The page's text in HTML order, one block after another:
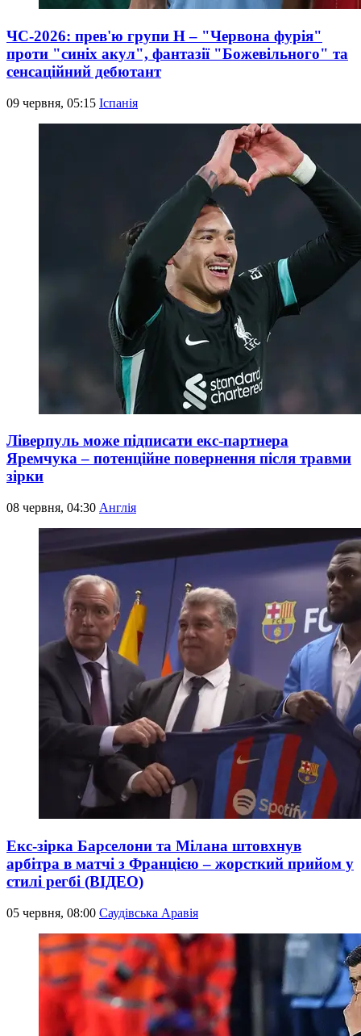
ЧС-2026: прев'ю групи Н – "Червона фурія"
проти "синіх акул", фантазії "Божевільного" та
сенсаційний дебютант
09 червня, 05:15 Іспанія
Ліверпуль може підписати екс-партнера
Яремчука – потенційне повернення після травми
зірки
08 червня, 04:30 Англія
Екс-зірка Барселони та Мілана штовхнув
арбітра в матчі з Францією – жорсткий прийом у
стилі регбі (ВІДЕО)
05 червня, 08:00 Саудівська Аравія